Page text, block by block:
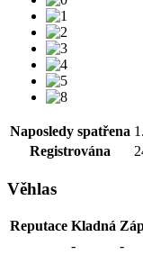
Naposledy spatřena
Registrována
Věhlas
Reputace Kladná
-
-